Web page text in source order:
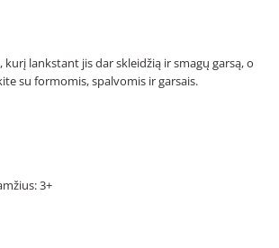
kurį lankstant jis dar skleidžią ir smagų garsą, o
su formomis, spalvomis ir garsais.
3+